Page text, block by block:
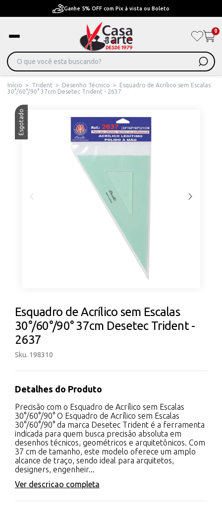
Ganhe 5% OFF com Pix à vista ou Boleto
0
Início > Trident > Desenho Técnico >
Esquadro de Acrílico sem Escalas
30°/60°/90° 37cm Desetec Trident - 2637
Esgotado
Esquadro de Acrílico sem Escalas
30°/60°/90° 37cm Desetec Trident -
2637
Sku. 198310
Detalhes do Produto
Precisão com o Esquadro de Acrílico sem Escalas
30°/60°/90° O Esquadro de Acrílico sem Escalas
30°/60°/90° da marca Desetec Trident é a ferramenta
indicada para quem busca precisão absoluta em
desenhos técnicos, geométricos e arquitetônicos. Com
37 cm de tamanho, este modelo oferece um amplo
alcance de traço, sendo ideal para arquitetos,
designers, engenheir...
Ver descricao completa